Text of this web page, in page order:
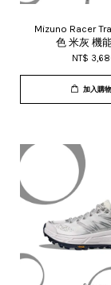
Mizuno Racer
色 米灰 機
NT$
加入購